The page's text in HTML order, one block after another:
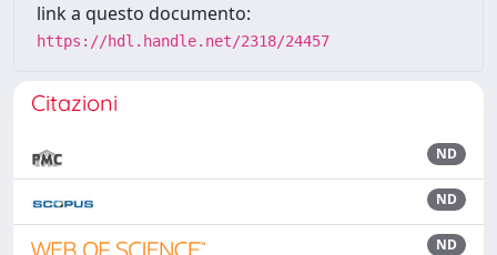
link a questo documento:
https://hdl.handle.net/2318/24457
Citazioni
ND
ND
ND